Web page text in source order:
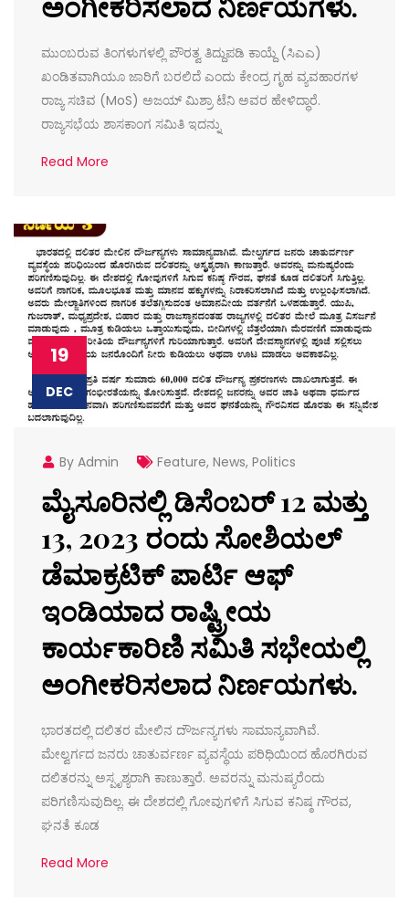
ಮುಂಬರುವ ತಿಂಗಳುಗಳಲ್ಲಿ ಪೌರತ್ವ ತಿದ್ದುಪಡಿ ಕಾಯ್ದೆ (ಸಿಎಎ)
ಖಂಡಿತವಾಗಿಯೂ ಜಾರಿಗೆ ಬರಲಿದೆ ಎಂದು ಕೇಂದ್ರ ಗೃಹ ವ್ಯವಹಾರಗಳ
ರಾಜ್ಯ ಸಚಿವ (MoS) ಅಜಯ್ ಮಿಶ್ರಾ ಟೆನಿ ಅವರ ಹೇಳಿದ್ಧಾರೆ.
ರಾಜ್ಯಸಭೆಯ ಶಾಸಕಾಂಗ ಸಮಿತಿ ಇದನ್ನು
Read More
19
DEC
By Admin Feature, News, Politics
ಮೈಸೂರಿನಲ್ಲಿ ಡಿಸೆಂಬರ್ 12 ಮತ್ತು
13, 2023 ರಂದು ಸೋಶಿಯಲ್
ಡೆಮಾಕ್ರಟಿಕ್ ಪಾರ್ಟಿ ಆಫ್
ಇಂಡಿಯಾದ ರಾಷ್ಟ್ರೀಯ
ಕಾರ್ಯಕಾರಿಣಿ ಸಮಿತಿ ಸಭೇಯಲ್ಲಿ
ಅಂಗೀಕರಿಸಲಾದ ನಿರ್ಣಯಗಳು.
ಭಾರತದಲ್ಲಿ ದಲಿತರ ಮೇಲಿನ ದೌರ್ಜನ್ಯಗಳು ಸಾಮಾನ್ಯವಾಗಿವೆ.
ಮೇಲ್ವರ್ಗದ ಜನರು ಚಾತುರ್ವರ್ಣ ವ್ಯವಸ್ಥೆಯ ಪರಿಧಿಯಿಂದ ಹೊರಗಿರುವ
ದಲಿತರನ್ನು ಅಸ್ಪೃಶ್ಯರಾಗಿ ಕಾಣುತ್ತಾರೆ. ಅವರನ್ನು ಮನುಷ್ಯರೆಂದು
ಪರಿಗಣಿಸುವುದಿಲ್ಲ. ಈ ದೇಶದಲ್ಲಿ ಗೋವುಗಳಿಗೆ ಸಿಗುವ ಕನಿಷ್ಠ ಗೌರವ,
ಘನತೆ ಕೂಡ
Read More